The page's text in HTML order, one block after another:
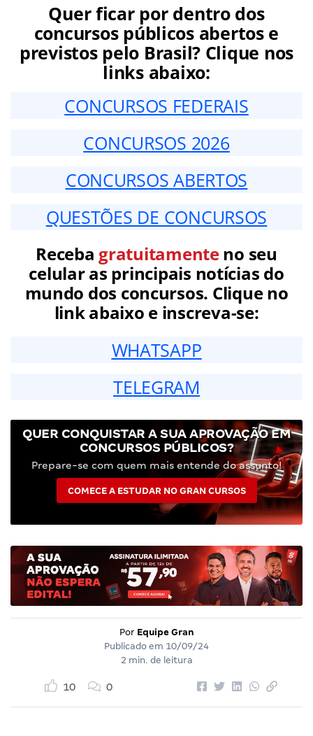
Quer ficar por dentro dos
concursos públicos abertos e
previstos pelo Brasil? Clique nos
links abaixo:
CONCURSOS FEDERAIS
CONCURSOS 2026
CONCURSOS ABERTOS
QUESTÕES DE CONCURSOS
Receba gratuitamenteno seu
celular as principais notícias do
mundo dos concursos. Clique no
link abaixo e inscreva-se:
WHATSAPP
TELEGRAM
QUER CONQUISTAR A SUA APROVAÇÃO EM
CONCURSOS PÚBLICOS?
Prepare-se com quem mais entende do assunto!
COMECE A ESTUDAR NO GRAN CURSOS
Por Equipe Gran
Publicado em 10/09/24
2 min. de leitura
10 0